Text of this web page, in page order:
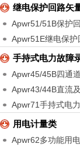
继电保护回路矢
Apwr51/51B保护
Apwr51E继电保
手持式电力故障
Apwr45/45B四通
Apwr43/44B直流
Apwr71手持式电
用电计量类
Apwr62多功能用